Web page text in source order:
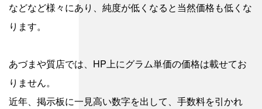
などなど様々にあり、純度が低くなると当然価格も低くな
ります。
あづまや質店では、HP上にグラム単価の価格は載せてお
りません。
近年、掲示板に一見高い数字を出して、手数料を引かれ